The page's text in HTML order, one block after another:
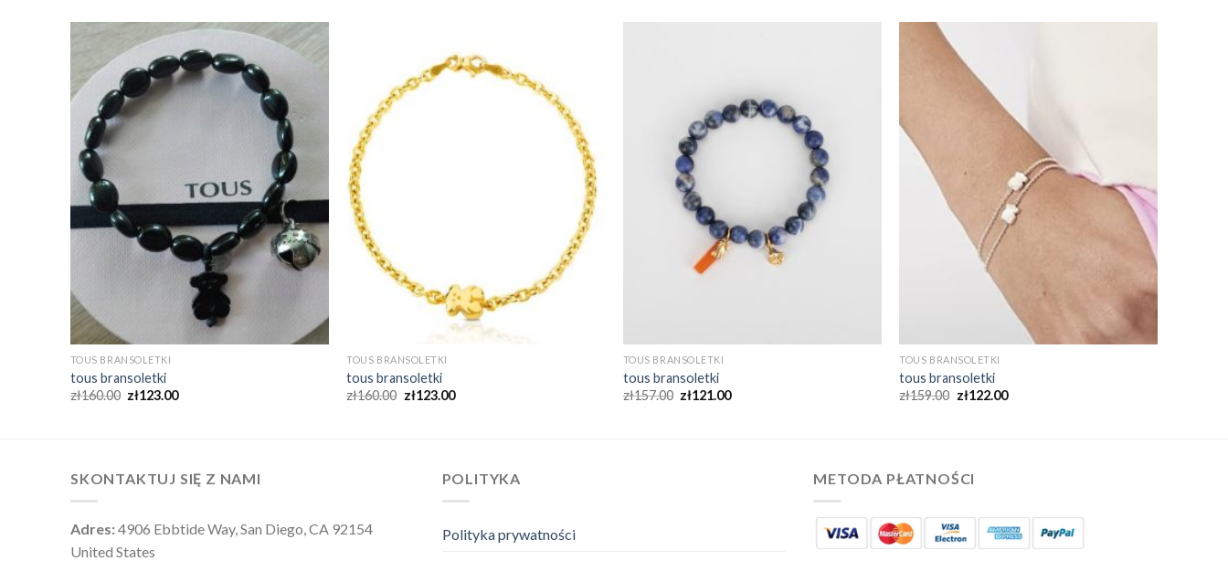
TOUS BRANSOLETKI
tous bransoletki
zł160.00 zł123.00
TOUS BRANSOLETKI
tous bransoletki
zł160.00 zł123.00
TOUS BRANSOLETKI
tous bransoletki
zł157.00 zł121.00
TOUS BRANSOLETKI
tous bransoletki
zł159.00 zł122.00
SKONTAKTUJ SIĘ Z NAMI
Adres:4906 Ebbtide Way, San Diego, CA 92154
United States
POLITYKA
Polityka prywatności
METODA PŁATNOŚCI